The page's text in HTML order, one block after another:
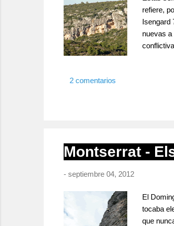
refiere,
Isengard
nuevas
2 comentarios
Montserrat -
- septiembre 04, 2012
El
tocaba
que